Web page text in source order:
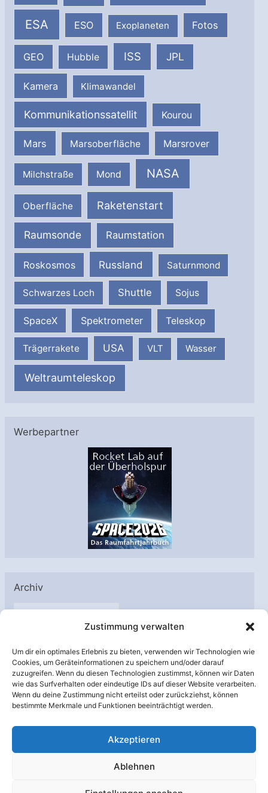
Zustimmung verwalten
Um dir ein optimales Erlebnis zu bieten, verwenden wir Technologien wie
Cookies, um Geräteinformationen zu speichern und/oder darauf
zuzugreifen. Wenn du diesen Technologien zustimmst, können wir Daten
wie das Surfverhalten oder eindeutige IDs auf dieser Website verarbeiten.
Wenn du deine Zustimmung nicht erteilst oder zurückziehst, können
bestimmte Merkmale und Funktionen beeinträchtigt werden.
Akzeptieren
Ablehnen
ESA ESO Exoplaneten Fotos
GEO Hubble ISS JPL
Kamera Klimawandel
Kommunikationssatellit Kourou
Mars Marsoberfläche Marsrover
Milchstraße Mond NASA
Oberfläche Raketenstart
Raumsonde Raumstation
Roskosmos Russland Saturnmond
Schwarzes Loch Shuttle Sojus
SpaceX Spektrometer Teleskop
Trägerrakete USA VLT Wasser
Weltraumteleskop
Werbepartner
Archiv
A
h
i
v
Unterstützt von: